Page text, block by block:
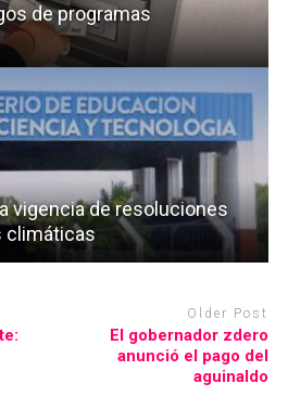
de programas
vigencia de resoluciones
climáticas
Older Post
El gobernador zdero
anunció el pago del
aguinaldo